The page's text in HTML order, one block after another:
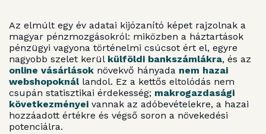
Az elmúlt egy év adatai kijózanító képet rajzolnak a
magyar pénzmozgásokról: miközben a háztartások
pénzügyi vagyona történelmi csúcsot ért el, egyre
nagyobb szelet kerül külföldi bankszámlákra, és az
online vásárlások növekvő hányada nem hazai
webshopoknállandol. Ez a kettős eltolódás nem
csupán statisztikai érdekesség; makrogazdasági
következményei vannak az adóbevételekre, a hazai
hozzáadott értékre és végső soron a növekedési
potenciálra.